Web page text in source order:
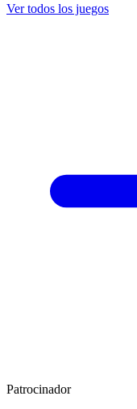
Ver todos los juegos
Patrocinador